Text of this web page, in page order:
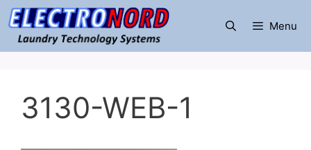
Μετάβαση
σε
περιεχόμενο
Menu
3130-WEB-1